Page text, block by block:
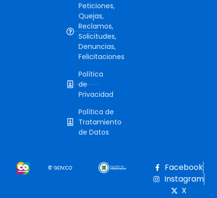
Peticiones,
Quejas,
Reclamos,
Solicitudes,
Denuncias,
Felicitaciones
Política
de
Privacidad
Política de
Tratamiento
de Datos
Facebook
Instagram
X